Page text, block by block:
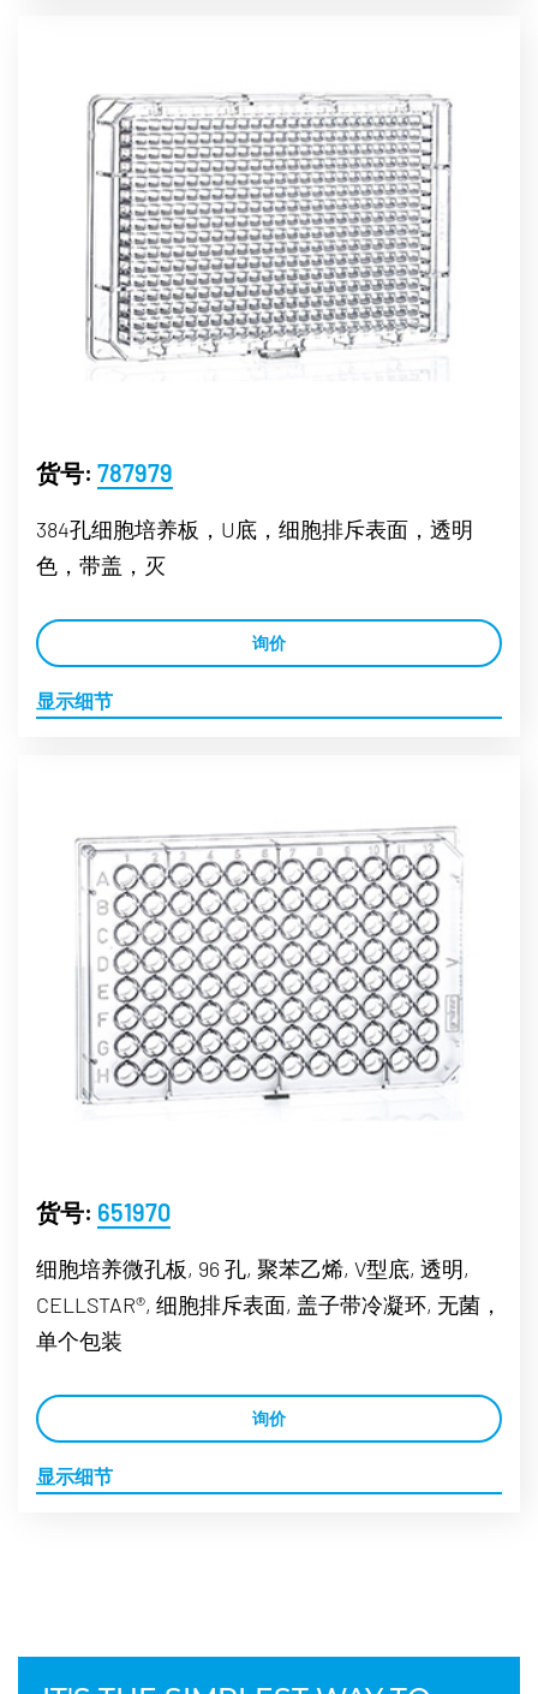
货号: 787979
384孔细胞培养板，U底，细胞排斥表面，透明
色，带盖，灭
询价
显示细节
货号: 651970
细胞培养微孔板, 96 孔, 聚苯乙烯, V型底, 透明,
CELLSTAR®, 细胞排斥表面, 盖子带冷凝环, 无菌，
单个包装
询价
显示细节